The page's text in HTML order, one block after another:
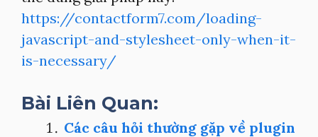
https://contactform7.com/loading-
javascript-and-stylesheet-only-when-it-
is-necessary/
Bài Liên Quan:
Các câu hỏi thường gặp về plugin